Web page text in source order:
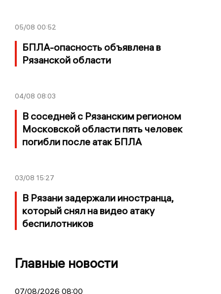
05/08 00:52
БПЛА-опасность объявлена в
Рязанской области
04/08 08:03
В соседней с Рязанским регионом
Московской области пять человек
погибли после атак БПЛА
03/08 15:27
В Рязани задержали иностранца,
который снял на видео атаку
беспилотников
Главные новости
07/08/2026 08:00